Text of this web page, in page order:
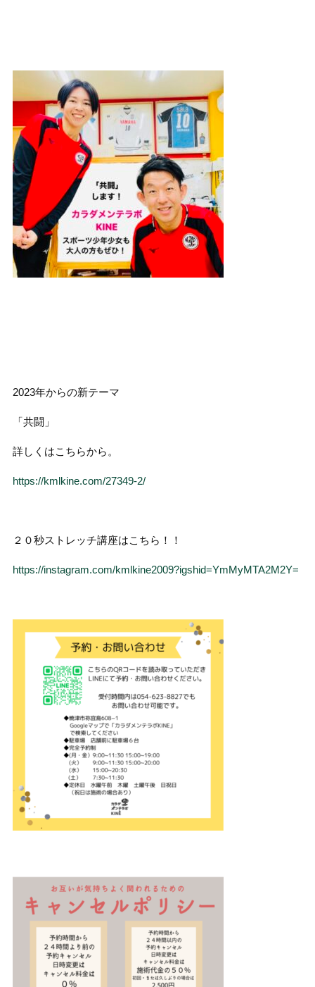
2023年からの新テーマ
「共闘」
詳しくはこちらから。
https://kmlkine.com/27349-2/
２０秒ストレッチ講座はこちら！！
https://instagram.com/kmlkine2009?igshid=YmMyMTA2M2Y=